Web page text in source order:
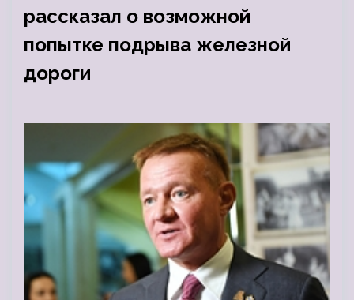
рассказал о возможной
попытке подрыва железной
дороги